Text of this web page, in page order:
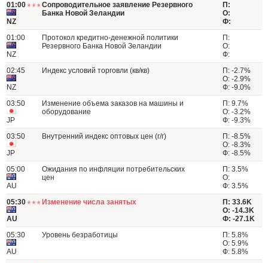
01:00
NZ
Сопроводительное заявление Резервного
Банка Новой Зеландии
П:
О:
Ф:
01:00
NZ
Протокол кредитно-денежной политики
Резервного Банка Новой Зеландии
П:
О:
Ф:
02:45
NZ
Индекс условий торговли (кв/кв)
П: -2.7%
О: -2.9%
Ф: -9.0%
03:50
JP
Изменение объема заказов на машины и
оборудование
П: 9.7%
О: -3.2%
Ф: -9.3%
03:50
JP
Внутренний индекс оптовых цен (г/г)
П: -8.5%
О: -8.3%
Ф: -8.5%
05:00
AU
Ожидания по инфляции потребительских
цен
П: 3.5%
О:
Ф: 3.5%
05:30
AU
Изменение числа занятых
П: 33.6K
О: -14.3K
Ф: -27.1K
05:30
AU
Уровень безработицы
П: 5.8%
О: 5.9%
Ф: 5.8%